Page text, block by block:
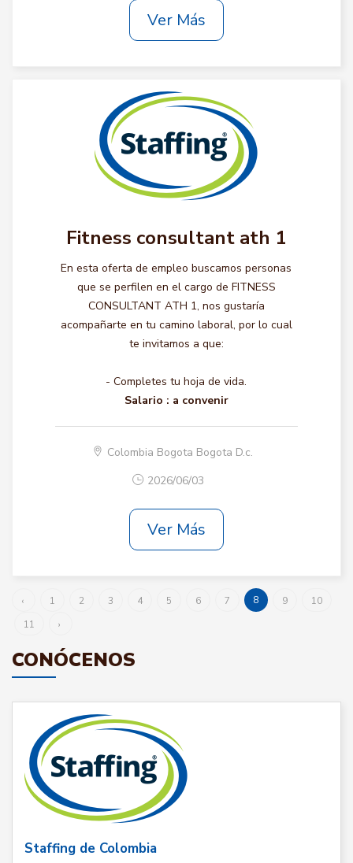
Ver Más
Fitness consultant ath 1
En esta oferta de empleo buscamos personas
que se perfilen en el cargo de FITNESS
CONSULTANT ATH 1, nos gustaría
acompañarte en tu camino laboral, por lo cual
te invitamos a que:
- Completes tu hoja de vida.
Salario : a convenir
Colombia Bogota Bogota D.c.
2026/06/03
Ver Más
‹ 1 2 3 4 5 6 7 8 9
10
11
›
CONÓCENOS
Staffing de Colombia